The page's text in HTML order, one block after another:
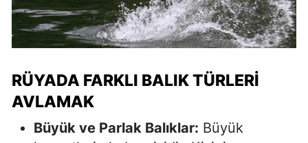
RÜYADA FARKLI BALIK TÜRLERI
AVLAMAK
Büyük ve Parlak Balıklar: Büyük